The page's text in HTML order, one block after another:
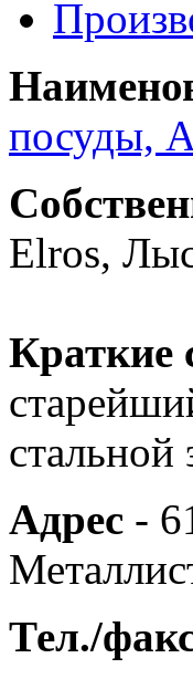
посуды,
Elros,
Краткие
Адрес -
Тел./